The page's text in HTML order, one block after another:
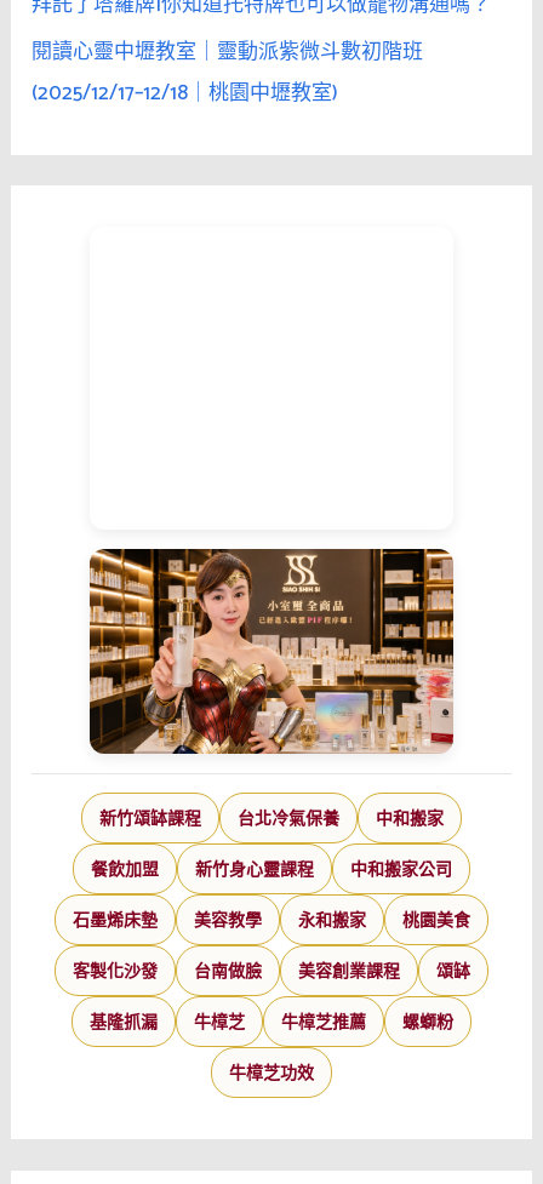
閱讀心靈中壢教室｜靈動派紫微斗數初階班
(2025/12/17–12/18｜桃園中壢教室)
新竹頌缽課程 台北冷氣保養 中和搬家
餐飲加盟 新竹身心靈課程 中和搬家公司
石墨烯床墊 美容教學 永和搬家 桃園美食
客製化沙發 台南做臉 美容創業課程 頌缽
基隆抓漏 牛樟芝 牛樟芝推薦 螺螄粉
牛樟芝功效